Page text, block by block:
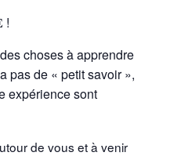
!
choses à apprendre
pas de « petit savoir »,
expérience sont
de vous et à venir